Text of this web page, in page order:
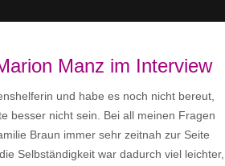
Manz im Interview
und habe es noch nicht bereut,
besser nicht sein. Bei all meinen Fragen
Braun immer sehr zeitnah zur Seite
Selbständigkeit war dadurch viel leichter,